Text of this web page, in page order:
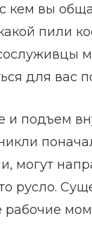
кем вы
пили
для вас
и подъем
могут
русло.
рабочие